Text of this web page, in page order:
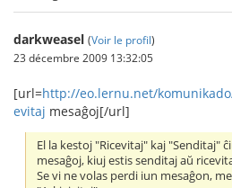
darkweasel (Voir le profil)
23 décembre 2009 13:32:05
[url=http://eo.lernu.net/
evitaj mesaĝoj[/url]
El la kestoj "Ricevitaj" kaj "Senditaj"
mesaĝoj, kiuj estis senditaj aŭ
Se vi ne volas perdi iun mesaĝon,